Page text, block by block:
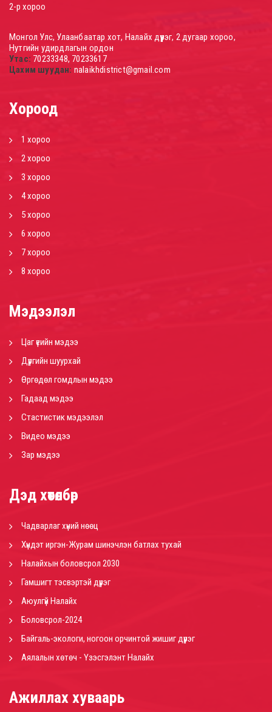
2-р хороо
Монгол Улс, Улаанбаатар хот, Налайх дүүрэг, 2 дугаар хороо,
Нутгийн удирдлагын ордон
Утас: 70233348, 70233617
Цахим шуудан: nalaikhdistrict@gmail.com
Хороод
1 хороо
2 хороо
3 хороо
4 хороо
5 хороо
6 хороо
7 хороо
8 хороо
Мэдээлэл
Цаг үеийн мэдээ
Дүүргийн шуурхай
Өргөдөл гомдлын мэдээ
Гадаад мэдээ
Стастистик мэдээлэл
Видео мэдээ
Зар мэдээ
Дэд хөтөлбөр
Чадварлаг хүний нөөц
Хүндэт иргэн-Журам шинэчлэн батлах тухай
Налайхын боловсрол 2030
Гамшигт тэсвэртэй дүүрэг
Аюулгүй Налайх
Боловсрол-2024
Байгаль-экологи, ногоон орчинтой жишиг дүүрэг
Аялалын хөтөч - Үзэсгэлэнт Налайх
Ажиллах хуваарь